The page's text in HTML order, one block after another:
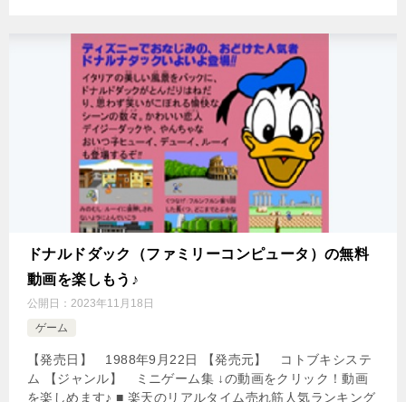
ドナルドダック（ファミリーコンピュータ）の無料
動画を楽しもう♪
公開日： 2023年11月18日
ゲーム
【発売日】 1988年9月22日 【発売元】 コトブキシステ
ム 【ジャンル】 ミニゲーム集 ↓の動画をクリック！動画
を楽しめます♪ ■ 楽天のリアルタイム売れ筋人気ランキング